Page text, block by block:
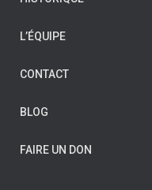
L’ÉQUIPE
CONTACT
BLOG
FAIRE UN DON